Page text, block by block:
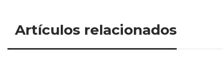
Artículos relacionados